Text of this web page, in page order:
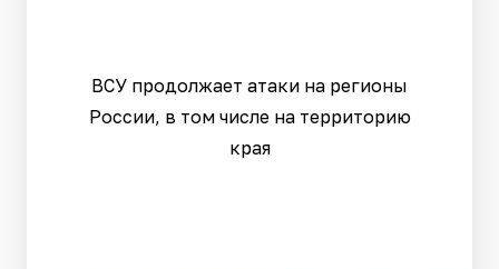
ВСУ продолжает атаки на регионы
России, в том числе на территорию
края